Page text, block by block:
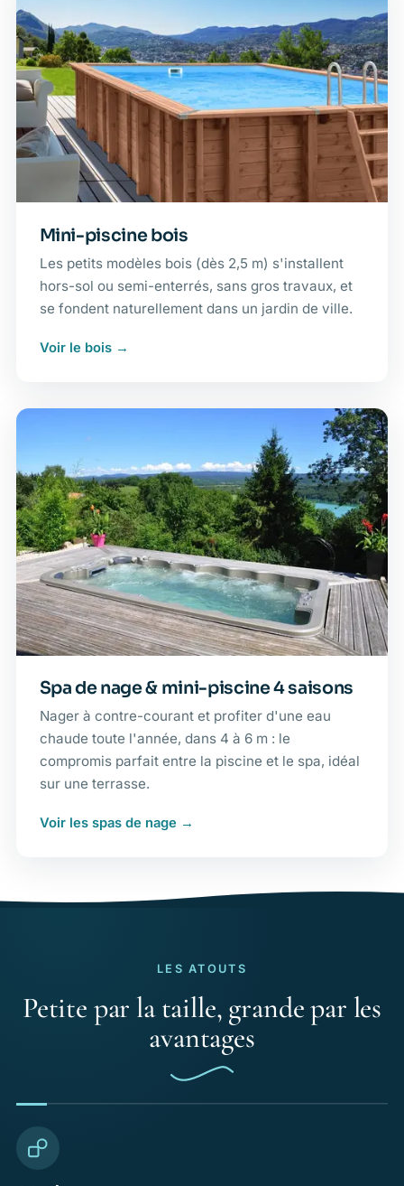
Mini-piscine bois
Les petits modèles bois (dès 2,5 m) s'installent
hors-sol ou semi-enterrés, sans gros travaux, et
se fondent naturellement dans un jardin de ville.
Voir le bois
Spa de nage & mini-piscine 4 saisons
Nager à contre-courant et profiter d'une eau
chaude toute l'année, dans 4 à 6 m : le
compromis parfait entre la piscine et le spa, idéal
sur une terrasse.
Voir les spas de nage
LES ATOUTS
Petite par la taille, grande par les
avantages